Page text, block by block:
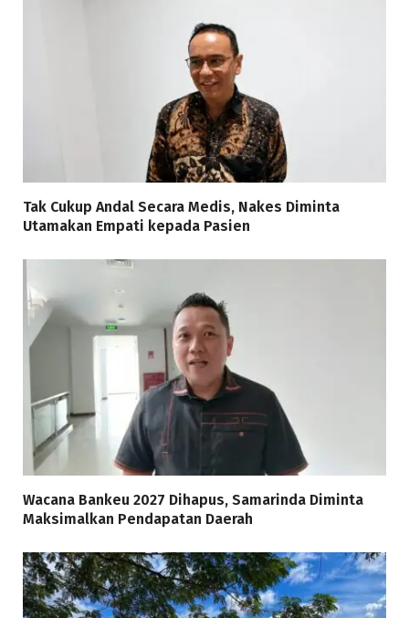
Tak Cukup Andal Secara Medis, Nakes Diminta
Utamakan Empati kepada Pasien
Wacana Bankeu 2027 Dihapus, Samarinda Diminta
Maksimalkan Pendapatan Daerah